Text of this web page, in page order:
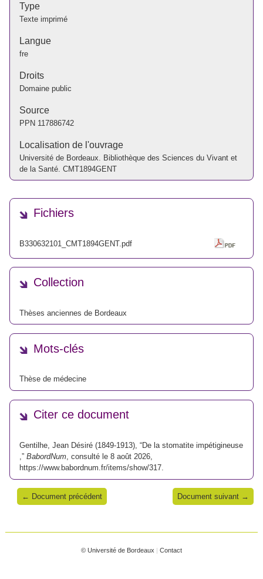
Type
Texte imprimé
Langue
fre
Droits
Domaine public
Source
PPN 117886742
Localisation de l'ouvrage
Université de Bordeaux. Bibliothèque des Sciences du Vivant et
de la Santé. CMT1894GENT
Fichiers
B330632101_CMT1894GENT.pdf
Collection
Thèses anciennes de Bordeaux
Mots-clés
Thèse de médecine
Citer ce document
Gentilhe, Jean Désiré (1849-1913), “De la stomatite impétigineuse
,” BabordNum , consulté le 8 août 2026,
https://www.babordnum.fr/items/show/317
← Document précédent Document suivant →
© Université de Bordeaux | Contact